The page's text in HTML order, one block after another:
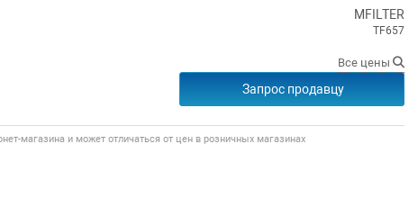
MFILTER
TF657
Все цены
Запрос продавцу
магазина и может отличаться от цен в розничных магазинах